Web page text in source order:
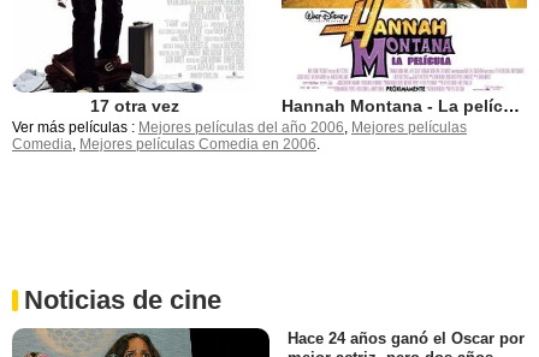
17 otra vez Hannah Montana - La película
Ver más películas : Mejores películas del año 2006, Mejores películas
Comedia, Mejores películas Comedia en 2006.
Noticias de cine
Hace 24 años ganó el Oscar por